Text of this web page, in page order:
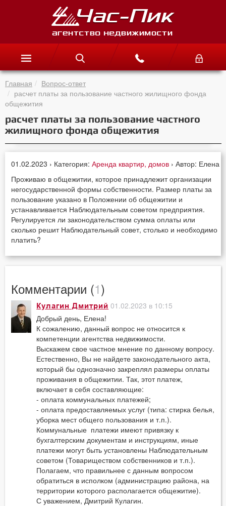
Главная
Вопрос-ответ
расчет платы за пользование частного жилищного фонда
общежития
расчет платы за пользование частного
жилищного фонда общежития
01.02.2023 › Категория:Аренда квартир, домов › Автор: Елена
Проживаю в общежитии, которое принадлежит организации
негосударственной формы собственности. Размер платы за
пользование указано в Положении об общежитии и
устанавливается Наблюдательным советом предприятия.
Регулируется ли законодательством сумма оплаты или
сколько решит Наблюдательный совет, столько и необходимо
платить?
Комментарии (1)
Кулагин Дмитрий 01.02.2023 в 10:15
Добрый день, Елена!
К сожалению, данный вопрос не относится к
компетенции агентства недвижимости.
Выскажем свое частное мнение по данному вопросу.
Естественно, Вы не найдете законодательного акта,
который бы однозначно закреплял размеры оплаты
проживания в общежитии. Так, этот платеж,
включает в себя составляющие:
- оплата коммунальных платежей;
- оплата предоставляемых услуг (типа: стирка белья,
уборка мест общего пользования и т.п.).
Коммунальные платежи имеют привязку к
бухгалтерским документам и инструкциям, иные
платежи могут быть установлены Наблюдательным
советом (Товариществом собственников и т.п.).
Полагаем, что правильнее с данным вопросом
обратиться в исполком (администрацию района, на
территории которого располагается общежитие).
С уважением, Дмитрий Кулагин.